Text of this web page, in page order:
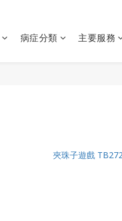
病症分類 主要服務